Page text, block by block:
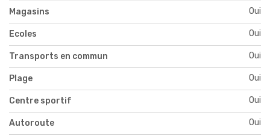
Magasins Oui
Ecoles Oui
Transports en commun Oui
Plage Oui
Centre sportif Oui
Autoroute Oui